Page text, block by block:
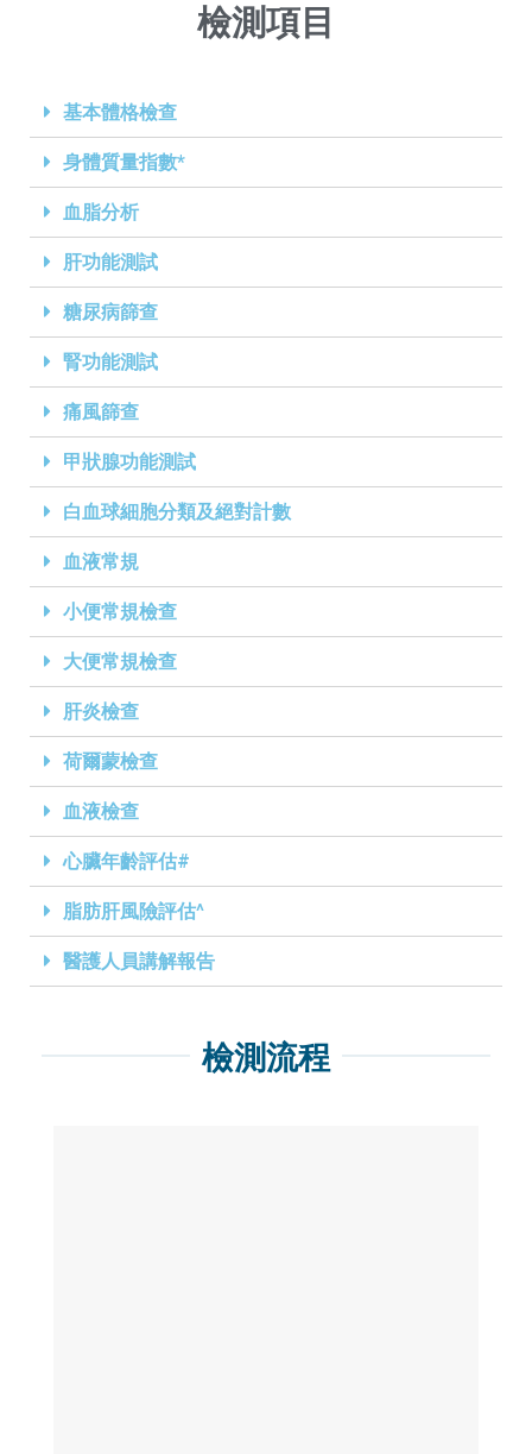
檢測項目
基本體格檢查
身體質量指數*
血脂分析
肝功能測試
糖尿病篩查
腎功能測試
痛風篩查
甲狀腺功能測試
白血球細胞分類及絕對計數
血液常規
小便常規檢查
大便常規檢查
肝炎檢查
荷爾蒙檢查
血液檢查
心臟年齡評估#
脂肪肝風險評估^
醫護人員講解報告
檢測流程